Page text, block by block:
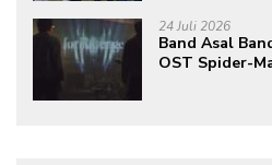
24 Juli 2026
Band Asal
OST Spider-